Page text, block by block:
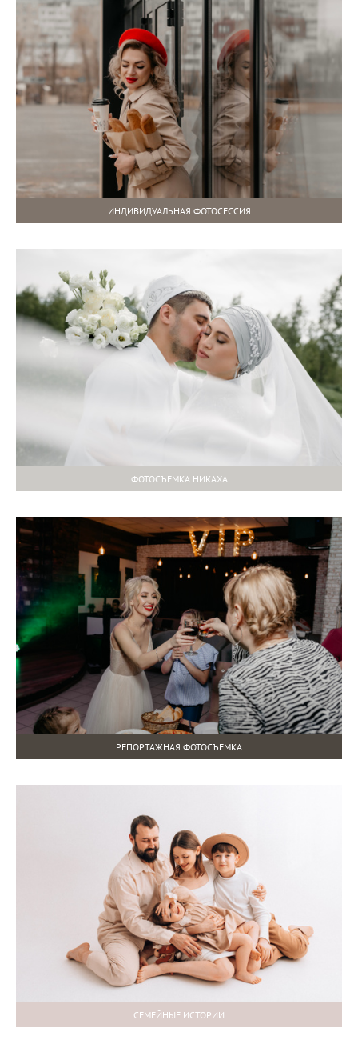
ИНДИВИДУАЛЬНАЯ ФОТОСЕССИЯ
ФОТОСЪЕМКА НИКАХА
РЕПОРТАЖНАЯ ФОТОСЪЕМКА
СЕМЕЙНЫЕ ИСТОРИИ